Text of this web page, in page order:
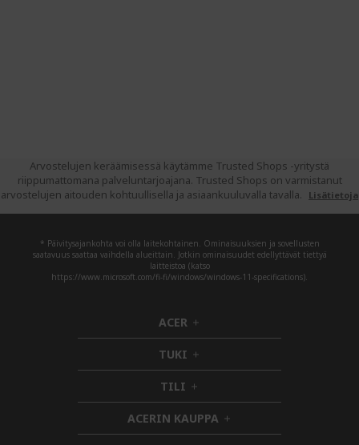
Arvostelujen keräämisessä käytämme Trusted Shops -yritystä
riippumattomana palveluntarjoajana. Trusted Shops on varmistanut
arvostelujen aitouden kohtuullisella ja asiaankuuluvalla tavalla.
Lisätietoja
* Päivitysajankohta voi olla laitekohtainen. Ominaisuuksien ja sovellusten
saatavuus saattaa vaihdella alueittain. Jotkin ominaisuudet edellyttävät tiettyä
laitteistoa (katso
https://www.microsoft.com/fi-fi/windows/windows-11-specifications).
ACER h
i
d
d
e
n
TUKI h
i
d
d
e
n
TILI h
i
d
d
ACERIN KAUPPA h
i